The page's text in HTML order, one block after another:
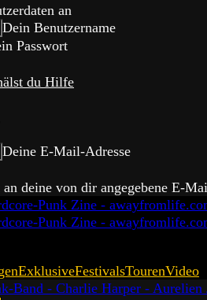
an
Dein Benutzername
Passwort
du Hilfe
Deine E-Mail-Adresse
deine von dir angegebene E-
ExklusiveFestivalsTourenVideo